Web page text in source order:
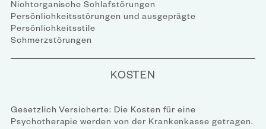
Nichtorganische Schlafstörungen
Persönlichkeitsstörungen und ausgeprägte
Persönlichkeitsstile
Schmerzstörungen
KOSTEN
Gesetzlich Versicherte: Die Kosten für eine
Psychotherapie werden von der Krankenkasse getragen.